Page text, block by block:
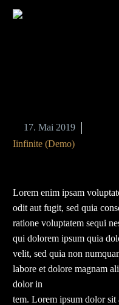
17. Mai 2019
Iinfinite (Demo)
Lorem enim ipsam
odit aut fugit, sed quia
ratione voluptatem sequi
qui dolorem ipsum quia
velit, sed quia non
labore et dolore magnam
dolor in
tem. Lorem ipsum dolor sit